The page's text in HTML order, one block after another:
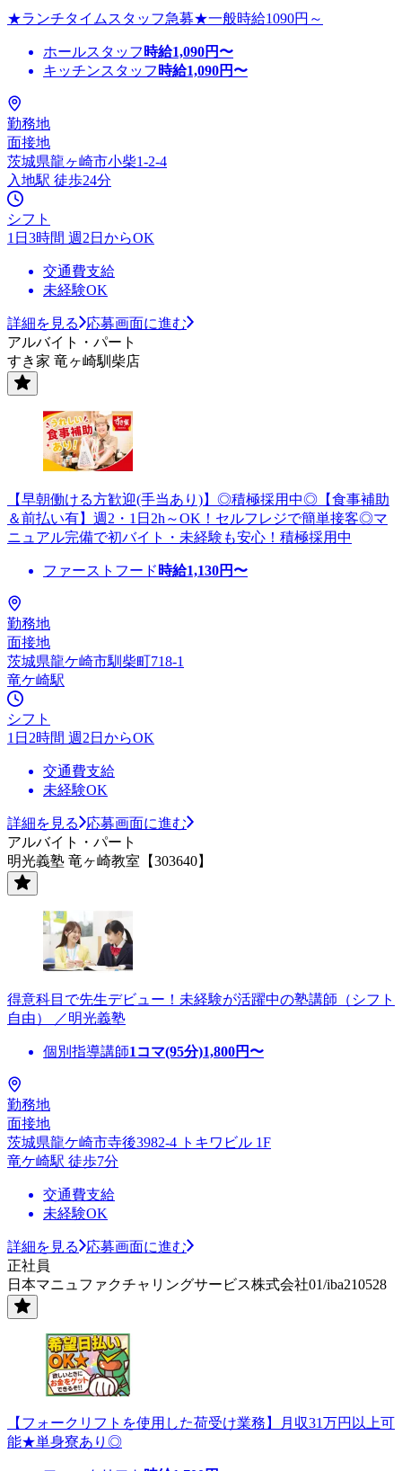
★ランチタイムスタッフ急募★一般時給1090円～
ホールスタッフ 時給1,090円〜
キッチンスタッフ 時給1,090円〜
勤務地
面接地
茨城県龍ヶ崎市小柴1-2-4
入地駅 徒歩24分
シフト
1日3時間 週2日からOK
交通費支給
未経験OK
詳細を見る
応募画面に進む
アルバイト・パート
すき家 竜ヶ崎馴柴店
【早朝働ける方歓迎(手当あり)】◎積極採用中◎【食事補助
＆前払い有】週2・1日2h～OK！セルフレジで簡単接客◎マ
ニュアル完備で初バイト・未経験も安心！積極採用中
ファーストフード 時給1,130円〜
勤務地
面接地
茨城県龍ケ崎市馴柴町718-1
竜ケ崎駅
シフト
1日2時間 週2日からOK
交通費支給
未経験OK
詳細を見る
応募画面に進む
アルバイト・パート
明光義塾 竜ヶ崎教室【303640】
得意科目で先生デビュー！未経験が活躍中の塾講師（シフト
自由） ／明光義塾
個別指導講師1コマ(95分)1,800円〜
勤務地
面接地
茨城県龍ケ崎市寺後3982-4 トキワビル 1F
竜ケ崎駅 徒歩7分
交通費支給
未経験OK
詳細を見る
応募画面に進む
正社員
日本マニュファクチャリングサービス株式会社01/iba210528
【フォークリフトを使用した荷受け業務】月収31万円以上可
能★単身寮あり◎